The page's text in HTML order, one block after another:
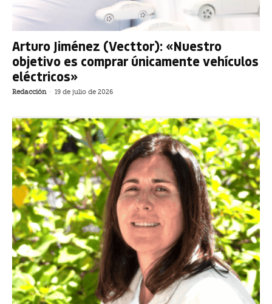
Arturo Jiménez (Vecttor): «Nuestro
objetivo es comprar únicamente vehículos
eléctricos»
Redacción - 19 de julio de 2026